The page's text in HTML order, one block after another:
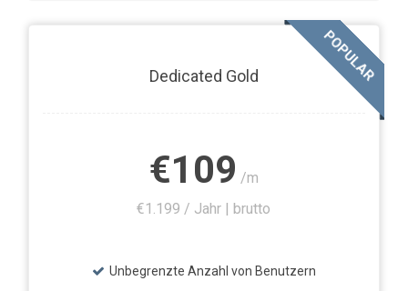
Dedicated Gold
€109 /m
€1.199 / Jahr | brutto
Unbegrenzte Anzahl von Benutzern
POPULAR